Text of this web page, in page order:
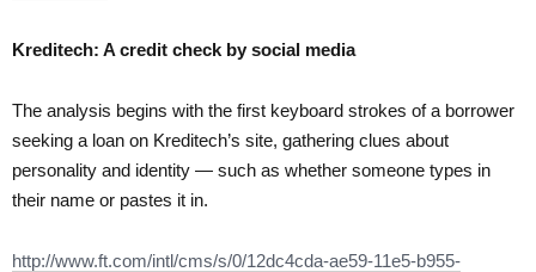
Kreditech: A credit check by social media
The analysis begins with the first keyboard strokes of a borrower
seeking a loan on Kreditech’s site, gathering clues about
personality and identity — such as whether someone types in
their name or pastes it in.
http://www.ft.com/intl/cms/s/0/12dc4cda-ae59-11e5-b955-